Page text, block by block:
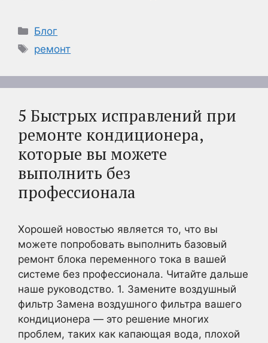
Рубрики
Блог
Метки
ремонт
5 Быстрых исправлений при
ремонте кондиционера,
которые вы можете
выполнить без
профессионала
Хорошей новостью является то, что вы
можете попробовать выполнить базовый
ремонт блока переменного тока в вашей
системе без профессионала. Читайте дальше
наше руководство. 1. Замените воздушный
фильтр Замена воздушного фильтра вашего
кондиционера — это решение многих
проблем, таких как капающая вода, плохой